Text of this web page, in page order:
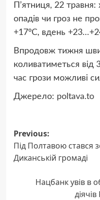
П’ятниця, 22
опадів чи гроз не
+17°C, вдень
Впродовж тижня
коливатиметься
час грози можливі
Джерело: poltava.to
Post
navigation
Previous:
Під Полтавою стався
Диканській громаді
Нацбанк увів в